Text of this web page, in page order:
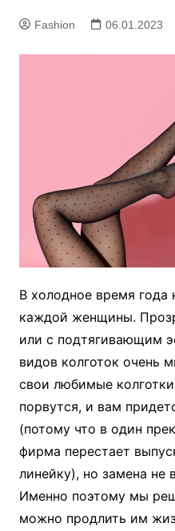
Fashion 06.01.2023
В холодное время года
каждой женщины.
или с подтягивающим
видов колготок очень
свои любимые
порвутся, и вам
(потому что в один
фирма перестает
линейку), но замена не
Именно поэтому мы
можно продлить им